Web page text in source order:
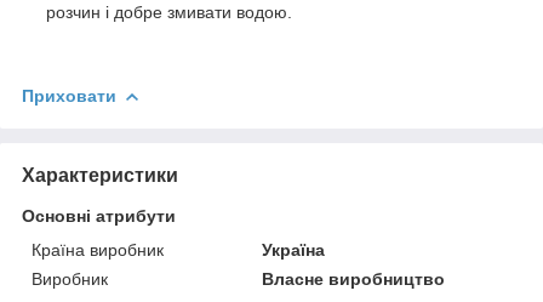
розчин і добре змивати водою.
Приховати
Характеристики
Основні атрибути
Країна виробник
Україна
Виробник
Власне виробництво